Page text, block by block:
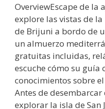
OverviewEscape de la
explore las vistas de
de Brijuni a bordo de
un almuerzo
gratuitas incluidas,
escuche cómo su guía
conocimientos sobre
Antes de
explorar la isla de San